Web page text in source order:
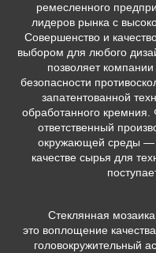
ремесленного
лидеров рынка с
Совершенство и
выбором для любого
позволяет
безопасности
запатентованной
обработанного кремния.
ответственный
окружающей среды —
качестве сырья для
Стеклянная мозаика
это воплощение
головокружительный